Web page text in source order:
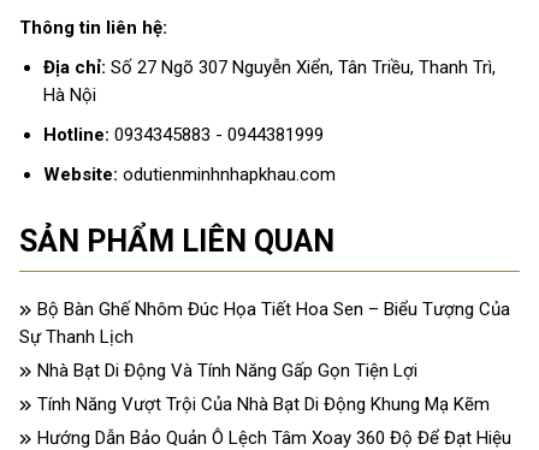
Thông tin liên hệ:
Địa chỉ: Số 27 Ngõ 307 Nguyễn Xiển, Tân Triều, Thanh Trì,
Hà Nội
Hotline: 0934345883 - 0944381999
Website: odutienminhnhapkhau.com
SẢN PHẨM LIÊN QUAN
Bộ Bàn Ghế Nhôm Đúc Họa Tiết Hoa Sen – Biểu Tượng Của
Sự Thanh Lịch
Nhà Bạt Di Động Và Tính Năng Gấp Gọn Tiện Lợi
Tính Năng Vượt Trội Của Nhà Bạt Di Động Khung Mạ Kẽm
Hướng Dẫn Bảo Quản Ô Lệch Tâm Xoay 360 Độ Để Đạt Hiệu